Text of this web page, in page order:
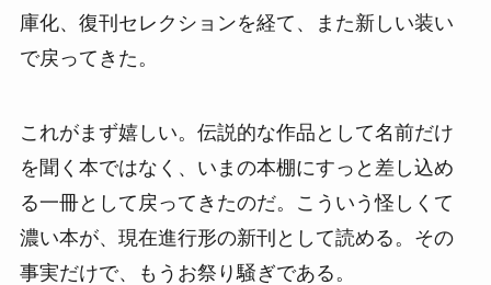
庫化、復刊セレクションを経て、また新しい装い
で戻ってきた。
これがまず嬉しい。伝説的な作品として名前だけ
を聞く本ではなく、いまの本棚にすっと差し込め
る一冊として戻ってきたのだ。こういう怪しくて
濃い本が、現在進行形の新刊として読める。その
事実だけで、もうお祭り騒ぎである。